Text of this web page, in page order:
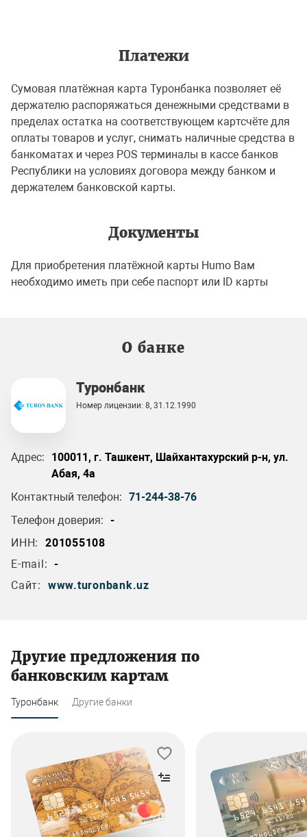
Платежи
Сумовая платёжная карта Туронбанка позволяет её
держателю распоряжаться денежными средствами в
пределах остатка на соответствующем картсчёте для
оплаты товаров и услуг, снимать наличные средства в
банкоматах и через POS терминалы в кассе банков
Республики на условиях договора между банком и
держателем банковской карты.
Документы
Для приобретения платёжной карты Humo Вам
необходимо иметь при себе паспорт или ID карты
О банке
Туронбанк
Номер лицензии: 8, 31.12.1990
Адрес:
100011, г. Ташкент, Шайхантахурский р-н, ул.
Абая, 4а
Контактный телефон: 71-244-38-76
Телефон доверия: -
ИНН:
201055108
E-mail: -
Сайт:
www.turonbank.uz
Другие предложения по
банковским картам
Туронбанк Другие банки